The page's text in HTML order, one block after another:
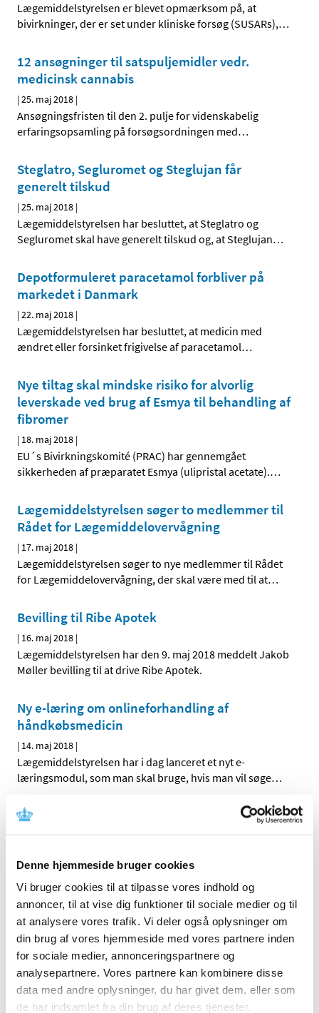
Denne hjemmeside bruger cookies
Vi bruger cookies til at tilpasse vores indhold og
annoncer, til at vise dig funktioner til sociale medier og til
at analysere vores trafik. Vi deler også oplysninger om
din brug af vores hjemmeside med vores partnere inden
for sociale medier, annonceringspartnere og
analysepartnere. Vores partnere kan kombinere disse
data med andre oplysninger, du har givet dem, eller som
de har indsamlet fra din brug af deres tjenester.
Lægemiddelstyrelsen er blevet opmærksom på, at
bivirkninger, der er set under kliniske forsøg (SUSARs),…
12 ansøgninger til satspuljemidler vedr.
medicinsk cannabis
|25. maj 2018 |
Ansøgningsfristen til den 2. pulje for videnskabelig
erfaringsopsamling på forsøgsordningen med…
Steglatro, Segluromet og Steglujan får
generelt tilskud
|25. maj 2018 |
Lægemiddelstyrelsen har besluttet, at Steglatro og
Segluromet skal have generelt tilskud og, at Steglujan…
Depotformuleret paracetamol forbliver på
markedet i Danmark
|22. maj 2018 |
Lægemiddelstyrelsen har besluttet, at medicin med
ændret eller forsinket frigivelse af paracetamol…
Nye tiltag skal mindske risiko for alvorlig
leverskade ved brug af Esmya til behandling af
fibromer
| 18. maj 2018 |
EU´s Bivirkningskomité (PRAC) har gennemgået
sikkerheden af præparatet Esmya (ulipristal acetate).…
Lægemiddelstyrelsen søger to medlemmer til
Rådet for Lægemiddelovervågning
| 17. maj 2018 |
Lægemiddelstyrelsen søger to nye medlemmer til Rådet
for Lægemiddelovervågning, der skal være med til at…
Bevilling til Ribe Apotek
| 16. maj 2018 |
Lægemiddelstyrelsen har den 9. maj 2018 meddelt Jakob
Møller bevilling til at drive Ribe Apotek.
Ny e-læring om onlineforhandling af
håndkøbsmedicin
| 14. maj 2018 |
Lægemiddelstyrelsen har i dag lanceret et nyt e-
læringsmodul, som man skal bruge, hvis man vil søge…
Bevilling til Galten Apotek
|14. maj 2018|
Aastrup Nørreslet bevilling til at drive Galten Apotek.
Bevilling til Skovlunde Apotek
|9. maj 2018|
Lægemiddelstyrelsen har den 1. maj 2018 meddelt Jacob
Lenau bevilling til at drive Skovlunde Apotek.
Ledig bevilling til Brædstrup Apotek